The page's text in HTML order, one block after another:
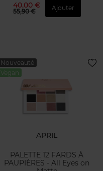
40,00 €
55,90 € Ajouter
Nouveauté
Vegan
APRIL
PALETTE 12 FARDS À
PAUPIÈRES - All Eyes on